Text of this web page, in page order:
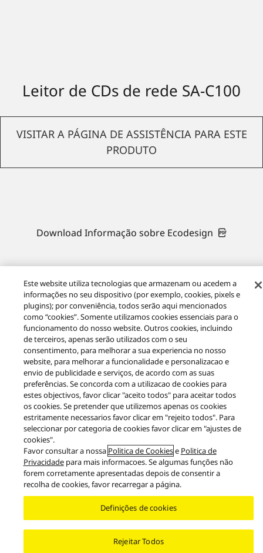
Leitor de CDs de rede SA-C100
VISITAR A PÁGINA DE ASSISTÊNCIA PARA ESTE
PRODUTO
Download Informação sobre Ecodesign
Produtos Premium Class
Premium Class Serie C100
SA-C100
Facebook X YouTube
Instagram
Aviso legal
Política de privacidade
Política de Cookies
Acessibilidade
Relatar barreiras
EU Data Act
Garantia Legal
Area/Country
Copyright © 2026 Panasonic Marketing Europe
Este website utiliza tecnologias que armazenam ou acedem a
informações no seu dispositivo (por exemplo, cookies, pixels e
plugins); por conveniência, todos serão aqui mencionados
como “cookies”. Somente utilizamos cookies essenciais para o
funcionamento do nosso website. Outros cookies, incluindo
de terceiros, apenas serão utilizados com o seu
consentimento, para melhorar a sua experiencia no nosso
website, para melhorar a funcionalidade e personalizacao e
envio de publicidade e serviços, de acordo com as suas
preferências. Se concorda com a utilizacao de cookies para
estes objectivos, favor clicar "aceito todos" para aceitar todos
os cookies. Se pretender que utilizemos apenas os cookies
estritamente necessarios favor clicar em "rejeito todos". Para
seleccionar por categoria de cookies favor clicar em "ajustes de
cookies".
Favor consultar a nossa Politica de Cookiese Politica de
Privacidadepara mais informacoes. Se algumas funções não
forem corretamente apresentadas depois de consentir a
recolha de cookies, favor recarregar a página.
Definições de cookies
Rejeitar Todos